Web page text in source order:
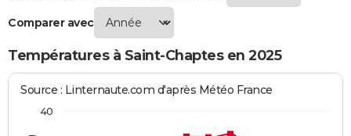
Comparer avec
Températures à Saint-Chaptes en 2025
Source : Linternaute.com d'après Météo France
40